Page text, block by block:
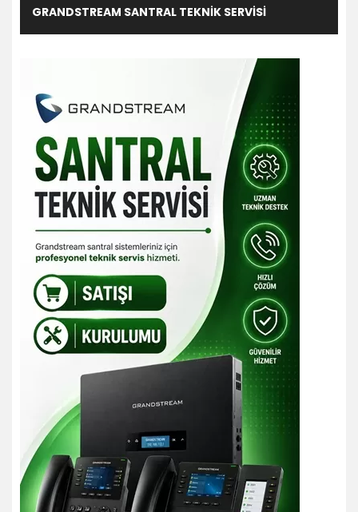
GRANDSTREAM SANTRAL TEKNIK SERVISI